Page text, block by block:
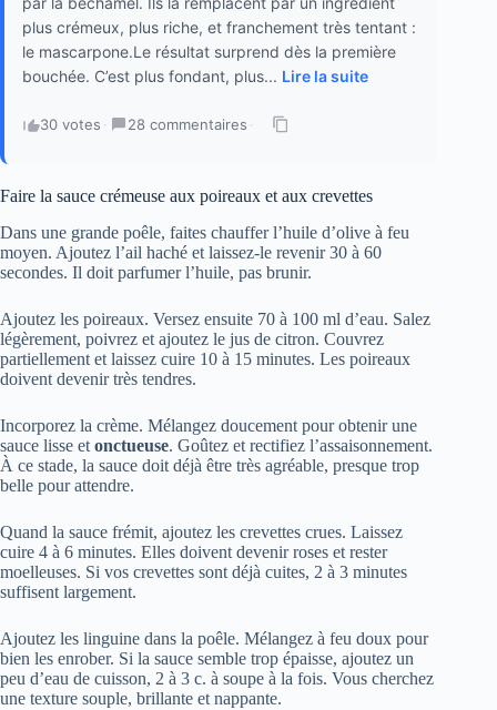
plus crémeux, plus riche, et franchement très tentant :
le mascarpone.Le résultat surprend dès la première
bouchée. C’est plus fondant, plus... Lire la suite
30 votes · 28 commentaires ·
Faire la sauce crémeuse aux poireaux et aux crevettes
Dans une grande poêle, faites chauffer l’huile d’olive à feu
moyen. Ajoutez l’ail haché et laissez-le revenir 30 à 60
secondes. Il doit parfumer l’huile, pas brunir.
Ajoutez les poireaux. Versez ensuite 70 à 100 ml d’eau. Salez
légèrement, poivrez et ajoutez le jus de citron. Couvrez
partiellement et laissez cuire 10 à 15 minutes. Les poireaux
doivent devenir très tendres.
Incorporez la crème. Mélangez doucement pour obtenir une
sauce lisse et onctueuse. Goûtez et rectifiez l’assaisonnement.
À ce stade, la sauce doit déjà être très agréable, presque trop
belle pour attendre.
Quand la sauce frémit, ajoutez les crevettes crues. Laissez
cuire 4 à 6 minutes. Elles doivent devenir roses et rester
moelleuses. Si vos crevettes sont déjà cuites, 2 à 3 minutes
suffisent largement.
Ajoutez les linguine dans la poêle. Mélangez à feu doux pour
bien les enrober. Si la sauce semble trop épaisse, ajoutez un
peu d’eau de cuisson, 2 à 3 c. à soupe à la fois. Vous cherchez
une texture souple, brillante et nappante.